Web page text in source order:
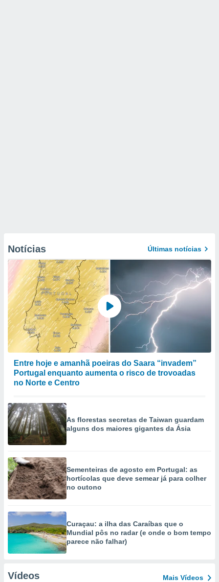
Notícias Últimas notícias
Entre hoje e amanhã poeiras do Saara “invadem”
Portugal enquanto aumenta o risco de trovoadas
no Norte e Centro
As florestas secretas de Taiwan guardam
alguns dos maiores gigantes da Ásia
Sementeiras de agosto em Portugal: as
hortícolas que deve semear já para colher
no outono
Curaçau: a ilha das Caraíbas que o
Mundial pôs no radar (e onde o bom tempo
parece não falhar)
Vídeos Mais Vídeos